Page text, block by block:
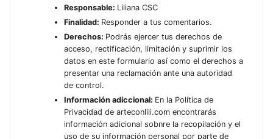
Responsable: Liliana CSC
Finalidad: Responder a tus comentarios.
Derechos: Podrás ejercer tus derechos de
acceso, rectificación, limitación y suprimir los
datos en este formulario así como el derechos a
presentar una reclamación ante una autoridad
de control.
Información adiccional: En la Política de
Privacidad de arteconlili.com encontrarás
información adicional sobnre la recopilación y el
uso de su información personal por parte de